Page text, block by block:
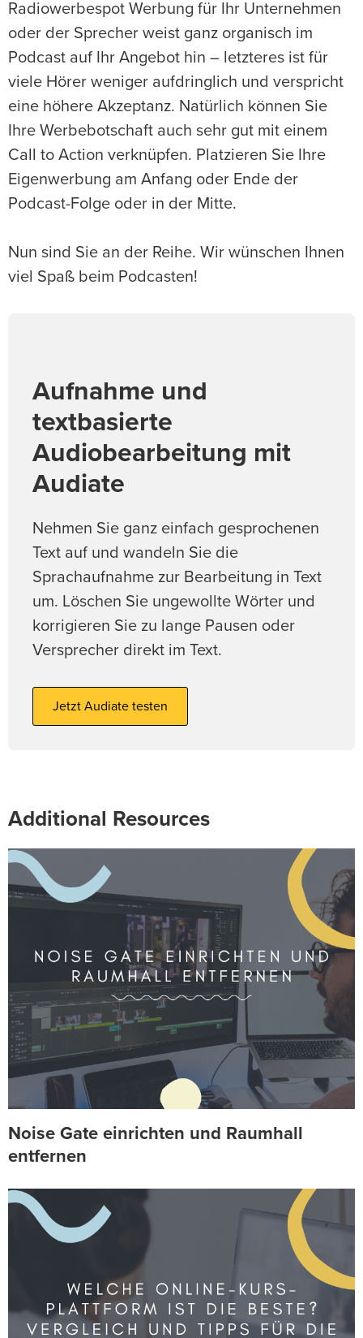
Radiowerbespot Werbung für Ihr Unternehmen
oder der Sprecher weist ganz organisch im
Podcast auf Ihr Angebot hin – letzteres ist für
viele Hörer weniger aufdringlich und verspricht
eine höhere Akzeptanz. Natürlich können Sie
Ihre Werbebotschaft auch sehr gut mit einem
Call to Action verknüpfen. Platzieren Sie Ihre
Eigenwerbung am Anfang oder Ende der
Podcast-Folge oder in der Mitte.
Nun sind Sie an der Reihe. Wir wünschen Ihnen
viel Spaß beim Podcasten!
Aufnahme und
textbasierte
Audiobearbeitung mit
Audiate
Nehmen Sie ganz einfach gesprochenen
Text auf und wandeln Sie die
Sprachaufnahme zur Bearbeitung in Text
um. Löschen Sie ungewollte Wörter und
korrigieren Sie zu lange Pausen oder
Versprecher direkt im Text.
Jetzt Audiate testen
Additional Resources
Noise Gate einrichten und Raumhall
entfernen